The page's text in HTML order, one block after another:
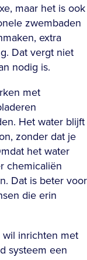
maar het is ook
zwembaden
extra
Dat vergt niet
nodig is.
met
Het water blijft
zonder dat je
het water
chemicaliën
Dat is beter voor
die erin
wil inrichten met
systeem een